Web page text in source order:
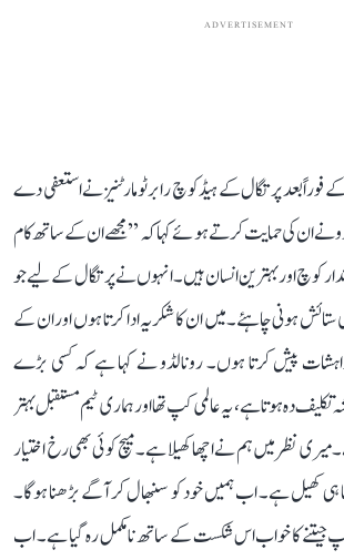
ADVERTISEMENT
بعد پرتگال کے ہیڈ کوچ رابرٹو مارٹنیز نے استعفی دے
نے ان کی حمایت کرتے ہوئے کہا کہ ’’مجھے ان کے ساتھ کام
کوچ اور بہترین انسان ہیں۔ انہوں نے پرتگال کے لیے جو
ہونی چاہئے۔ میں ان کا شکریہ ادا کرتا ہوں اور ان کے
پیش کرتا ہوں۔ رونالڈو نے کہا ہے کہ کسی بڑے
تکلیف دہ ہوتا ہے، یہ عالمی کپ تھا اور ہماری ٹیم مستقبل بہتر
نظر میں ہم نے اچھا کھیلا ہے۔ میچ کوئی بھی رخ اختیار
ہی کھیل ہے۔ اب ہمیں خود کو سنبھال کر آگے بڑھنا ہوگا۔
کپ جیتنے کا خواب اس شکست کے ساتھ نامکمل رہ گیا ہے۔ اب